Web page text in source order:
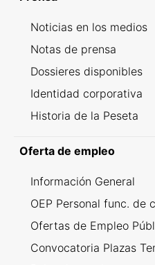
Noticias en los medios
Notas de prensa
Dossieres disponibles
Identidad corporativa
Historia de la Peseta
Oferta de empleo
Información General
OEP Personal func. de
Ofertas de Empleo
Convocatoria Plazas